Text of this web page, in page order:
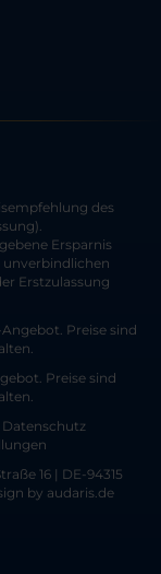
des
Ersparnis
unverbindlichen
Erstzulassung
Preise sind
Preise sind
Datenschutz
16 | DE-94315
by audaris.de